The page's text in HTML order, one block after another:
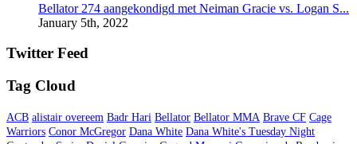
Bellator 274 aangekondigd met Neiman Gracie vs. Logan S...
January 5th, 2022
Twitter Feed
Tag Cloud
ACB alistair overeem Badr Hari Bellator Bellator MMA Brave CF Cage
Warriors Conor McGregor Dana White Dana White's Tuesday Night